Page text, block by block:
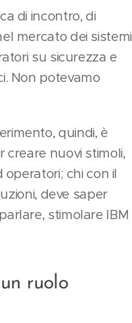
di incontro, di
mercato dei sistemi
su sicurezza e
Non potevamo
quindi, è
creare nuovi stimoli,
chi con il
deve saper
stimolare IBM
ruolo